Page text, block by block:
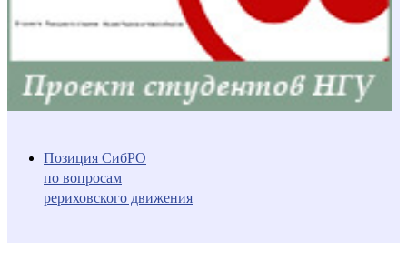
Позиция СибРО
по вопросам
рериховского движения